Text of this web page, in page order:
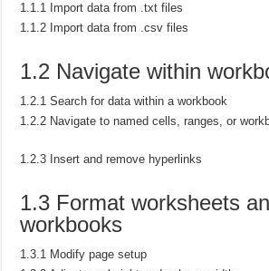
1.1.1 Import data from .txt files
1.1.2 Import data from .csv files
1.2 Navigate within
1.2.1 Search for data within a workbook
1.2.2 Navigate to named cells, ranges, or
1.2.3 Insert and remove hyperlinks
1.3 Format worksheets
workbooks
1.3.1 Modify page setup